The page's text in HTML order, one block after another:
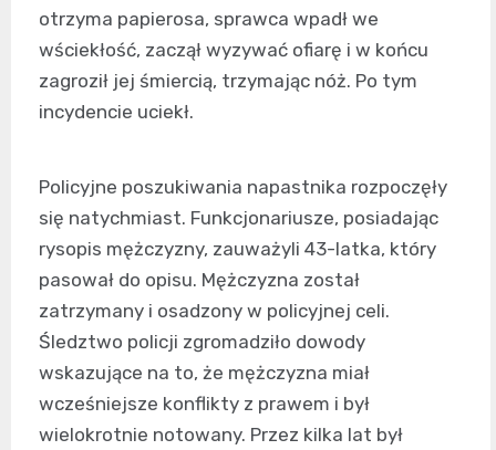
otrzyma papierosa, sprawca wpadł we
wściekłość, zaczął wyzywać ofiarę i w końcu
zagroził jej śmiercią, trzymając nóż. Po tym
incydencie uciekł.
Policyjne poszukiwania napastnika rozpoczęły
się natychmiast. Funkcjonariusze, posiadając
rysopis mężczyzny, zauważyli 43-latka, który
pasował do opisu. Mężczyzna został
zatrzymany i osadzony w policyjnej celi.
Śledztwo policji zgromadziło dowody
wskazujące na to, że mężczyzna miał
wcześniejsze konflikty z prawem i był
wielokrotnie notowany. Przez kilka lat był